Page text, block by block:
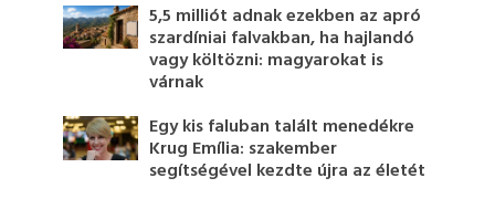
5,5 milliót adnak ezekben az apró
szardíniai falvakban, ha hajlandó
vagy költözni: magyarokat is
várnak
Egy kis faluban talált menedékre
Krug Emília: szakember
segítségével kezdte újra az életét